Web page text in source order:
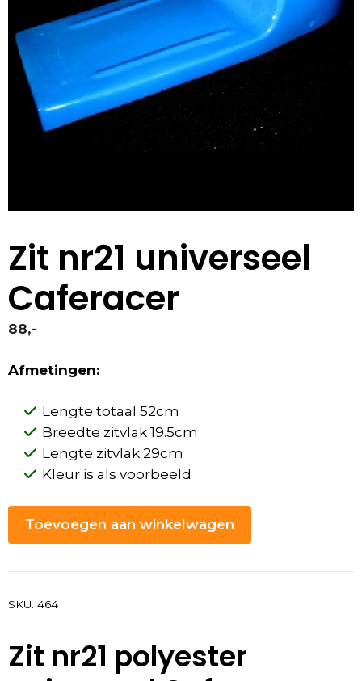
Zit nr21 universeel
Caferacer
88,-
Afmetingen:
Lengte totaal 52cm
Breedte zitvlak 19.5cm
Lengte zitvlak 29cm
Kleur is als voorbeeld
Toevoegen aan winkelwagen
SKU: 464
Zit nr21 polyester